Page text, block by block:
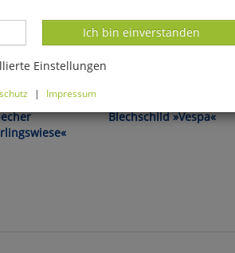
Blechschild »Vespa«
Datenverarbeitung -
Ich bin einverstanden
-
Einstellungen
| Impressum
nur mit zwingend notwendigen Cookies
auf Basis Ihrer Einstellungen womöglich